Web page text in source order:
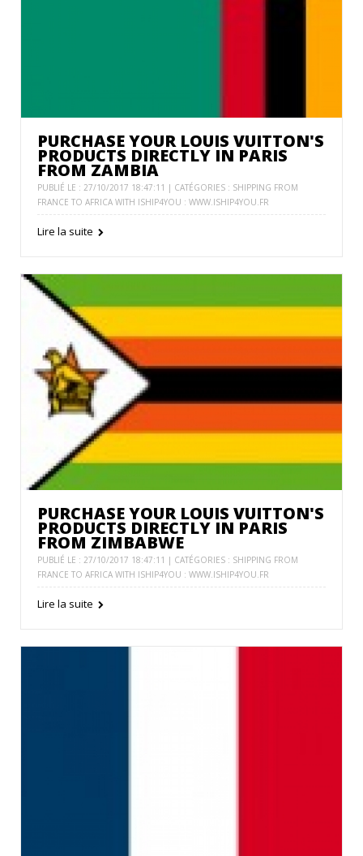
PURCHASE YOUR LOUIS VUITTON'S
PRODUCTS DIRECTLY IN PARIS
FROM ZAMBIA
PUBLIÉ LE : 27/10/2017 18:47:11 | CATÉGORIES : SHIPPING FROM
FRANCE TO AFRICA WITH ISHIP4YOU : WWW.ISHIP4YOU.FR
Lire la suite
PURCHASE YOUR LOUIS VUITTON'S
PRODUCTS DIRECTLY IN PARIS
FROM ZIMBABWE
PUBLIÉ LE : 27/10/2017 18:47:11 | CATÉGORIES : SHIPPING FROM
FRANCE TO AFRICA WITH ISHIP4YOU : WWW.ISHIP4YOU.FR
Lire la suite